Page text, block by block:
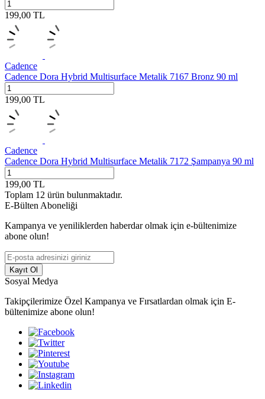
199,00 TL
Cadence
Cadence Dora Hybrid Multisurface Metalik 7167 Bronz 90 ml
199,00 TL
Cadence
Cadence Dora Hybrid Multisurface Metalik 7172 Şampanya 90 ml
199,00 TL
Toplam 12 ürün bulunmaktadır.
E-Bülten Aboneliği
Kampanya ve yeniliklerden haberdar olmak için e-bültenimize
abone olun!
Kayıt Ol
Sosyal Medya
Takipçilerimize Özel Kampanya ve Fırsatlardan olmak için E-
bültenimize abone olun!